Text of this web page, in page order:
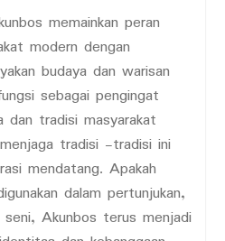
memainkan peran
modern dengan
budaya dan warisan
sebagai pengingat
dan tradisi masyarakat
tradisi -tradisi ini
mendatang. Apakah
dalam pertunjukan,
Akunbos terus menjadi